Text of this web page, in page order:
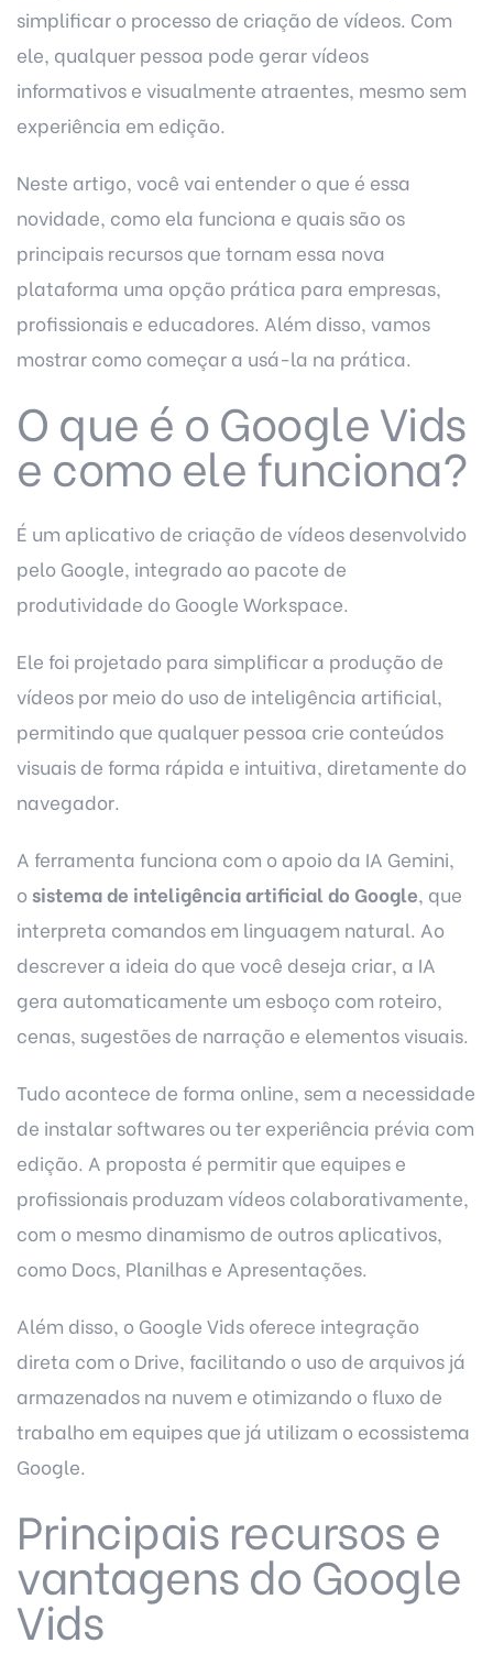
simplificar o processo de criação de vídeos. Com
ele, qualquer pessoa pode gerar vídeos
informativos e visualmente atraentes, mesmo sem
experiência em edição.
Neste artigo, você vai entender o que é essa
novidade, como ela funciona e quais são os
principais recursos que tornam essa nova
plataforma uma opção prática para empresas,
profissionais e educadores. Além disso, vamos
mostrar como começar a usá-la na prática.
O que é o Google Vids
e como ele funciona?
É um aplicativo de criação de vídeos desenvolvido
pelo Google, integrado ao pacote de
produtividade do Google Workspace.
Ele foi projetado para simplificar a produção de
vídeos por meio do uso de inteligência artificial,
permitindo que qualquer pessoa crie conteúdos
visuais de forma rápida e intuitiva, diretamente do
navegador.
A ferramenta funciona com o apoio da IA Gemini,
osistema de inteligência artificial do Google, que
interpreta comandos em linguagem natural. Ao
descrever a ideia do que você deseja criar, a IA
gera automaticamente um esboço com roteiro,
cenas, sugestões de narração e elementos visuais.
Tudo acontece de forma online, sem a necessidade
de instalar softwares ou ter experiência prévia com
edição. A proposta é permitir que equipes e
profissionais produzam vídeos colaborativamente,
com o mesmo dinamismo de outros aplicativos,
como Docs, Planilhas e Apresentações.
Além disso, o Google Vids oferece integração
direta com o Drive, facilitando o uso de arquivos já
armazenados na nuvem e otimizando o fluxo de
trabalho em equipes que já utilizam o ecossistema
Google.
Principais recursos e
vantagens do Google
Vids